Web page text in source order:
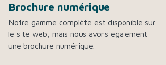
Brochure numérique
Notre gamme complète est disponible sur
le site web, mais nous avons également
une brochure numérique.